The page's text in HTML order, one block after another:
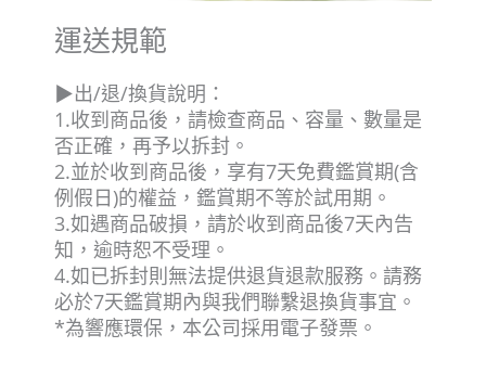
運送規範
▶出/退/換貨說明：
1.收到商品後，請檢查商品、容量、數量是
否正確，再予以拆封。
2.並於收到商品後，享有7天免費鑑賞期(含
例假日)的權益，鑑賞期不等於試用期。
3.如遇商品破損，請於收到商品後7天內告
知，逾時恕不受理。
4.如已拆封則無法提供退貨退款服務。請務
必於7天鑑賞期內與我們聯繫退換貨事宜。
*為響應環保，本公司採用電子發票。